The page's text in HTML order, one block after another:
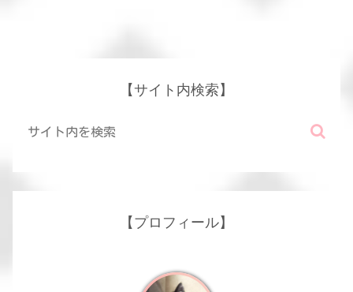
【サイト内検索】
【プロフィール】